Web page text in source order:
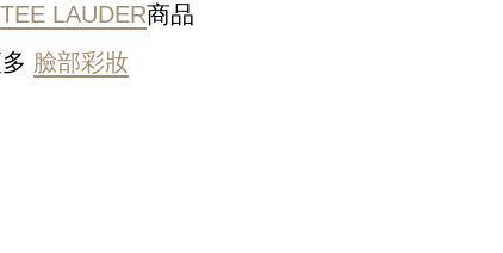
LAUDER商品
臉部彩妝